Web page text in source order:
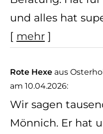
und alles hat
[ mehr ]
Rote Hexe aus
am 10.04.2026:
Wir sagen
Mönnich. Er hat